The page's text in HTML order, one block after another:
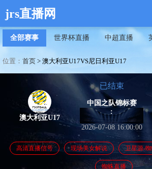
jrs直播网
全部赛事 世界杯直播 中超直播
位置： 首页 > 澳大利亚U17VS尼日利亚U17
澳大利亚U17
已结束
中国之队锦标赛
:
2026-07-08 16:00:00
高清直播信号 现场美女解说 卫星源-
蜘蛛直播